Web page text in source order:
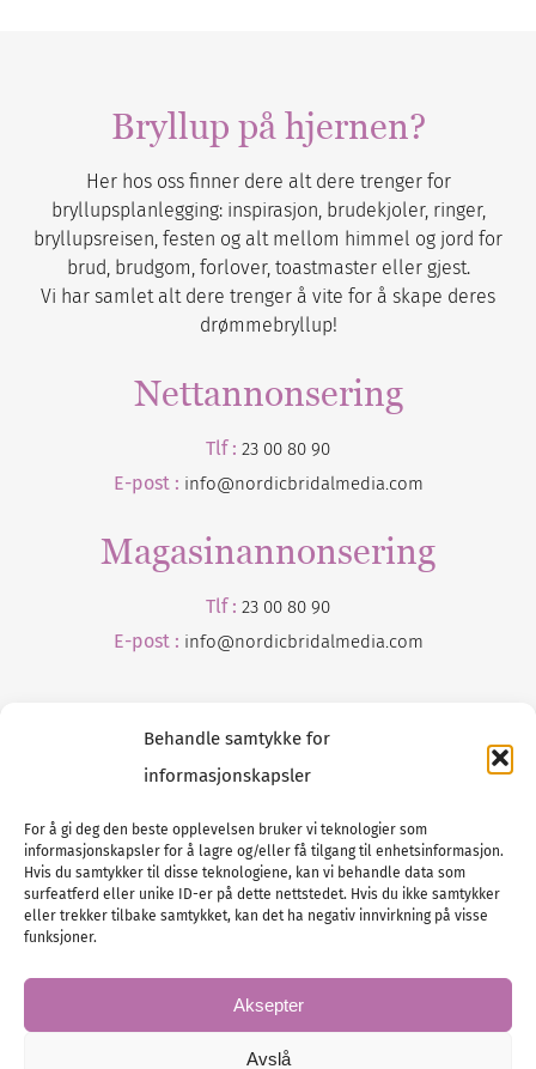
Behandle samtykke for
informasjonskapsler
For å gi deg den beste opplevelsen bruker vi teknologier som
informasjonskapsler for å lagre og/eller få tilgang til enhetsinformasjon.
Hvis du samtykker til disse teknologiene, kan vi behandle data som
surfeatferd eller unike ID-er på dette nettstedet. Hvis du ikke samtykker
eller trekker tilbake samtykket, kan det ha negativ innvirkning på visse
funksjoner.
Aksepter
Avslå
Bryllup på hjernen?
Her hos oss finner dere alt dere trenger for
bryllupsplanlegging: inspirasjon, brudekjoler, ringer,
bryllupsreisen, festen og alt mellom himmel og jord for
brud, brudgom, forlover, toastmaster eller gjest.
Vi har samlet alt dere trenger å vite for å skape deres
drømmebryllup!
Nettannonsering
Tlf : 23 00 80 90
E-post : info@nordicbridalmedia.com
Magasinannonsering
Tlf : 23 00 80 90
E-post : info@nordicbridalmedia.com
Tlf :23 00 80 90
E-post :info@ nordicbridalmedia.com